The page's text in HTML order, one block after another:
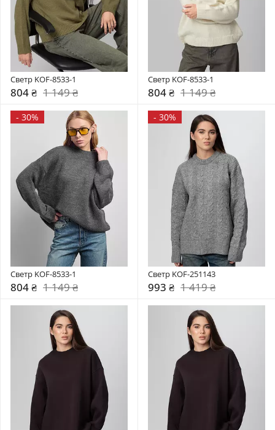
Светр KOF-8533-1
804 ₴ 1 149 ₴
Светр KOF-8533-1
804 ₴ 1 149 ₴
- 30%
Светр KOF-8533-1
804 ₴ 1 149 ₴
- 30%
Светр KOF-251143
993 ₴ 1 419 ₴